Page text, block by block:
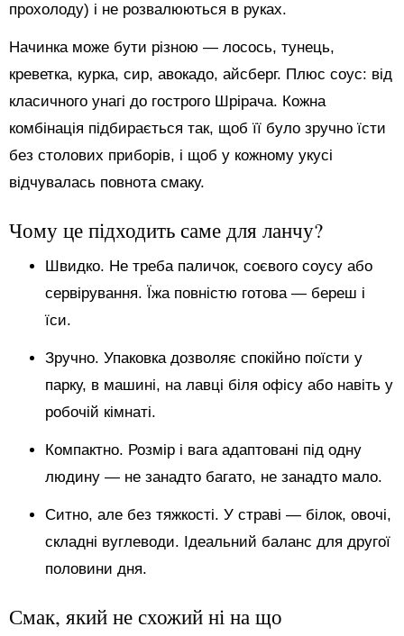
прохолоду) і не розвалюються в руках.
Начинка може бути різною — лосось, тунець,
креветка, курка, сир, авокадо, айсберг. Плюс соус: від
класичного унагі до гострого Шрірача. Кожна
комбінація підбирається так, щоб її було зручно їсти
без столових приборів, і щоб у кожному укусі
відчувалась повнота смаку.
Чому це підходить саме для ланчу?
Швидко. Не треба паличок, соєвого соусу або
сервірування. Їжа повністю готова — береш і
їси.
Зручно. Упаковка дозволяє спокійно поїсти у
парку, в машині, на лавці біля офісу або навіть у
робочій кімнаті.
Компактно. Розмір і вага адаптовані під одну
людину — не занадто багато, не занадто мало.
Ситно, але без тяжкості. У страві — білок, овочі,
складні вуглеводи. Ідеальний баланс для другої
половини дня.
Смак, який не схожий ні на що